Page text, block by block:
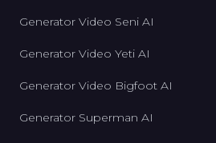
Generator Video Seni AI
Generator Video Yeti AI
Generator Video Bigfoot AI
Generator Superman AI